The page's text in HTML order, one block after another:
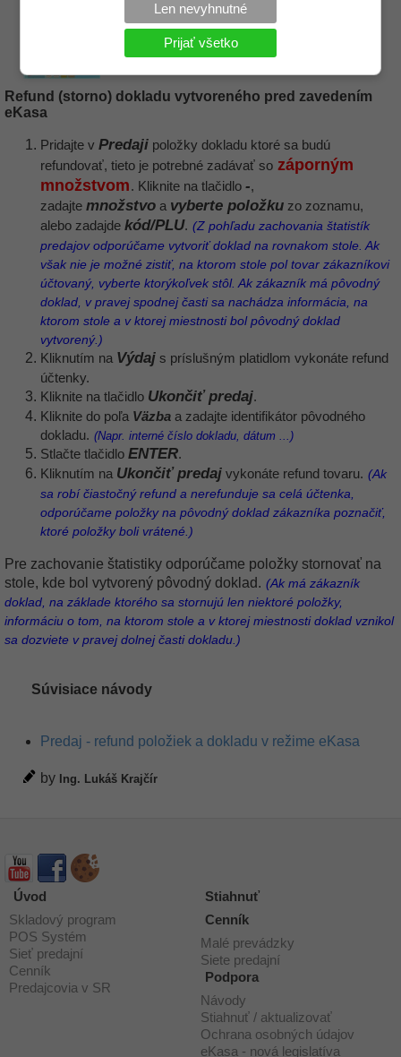
Refund (storno) dokladu vytvoreného pred zavedením
eKasa
Pridajte v Predaji položky dokladu ktoré sa budú
refundovať, tieto je potrebné zadávať so záporným
množstvom. Kliknite na tlačidlo-,
zadajte množstvo a vyberte položku zo zoznamu,
alebo zadajde kód/PLU. (Z pohľadu zachovania štatistík
predajov odporúčame vytvoriť doklad na rovnakom stole. Ak
však nie je možné zistiť, na ktorom stole pol tovar zákazníkovi
účtovaný, vyberte ktorýkoľvek stôl. Ak zákazník má pôvodný
doklad, v pravej spodnej časti sa nachádza informácia, na
ktorom stole a v ktorej miestnosti bol pôvodný doklad
vytvorený.)
Kliknutím na Výdaj s príslušným platidlom vykonáte refund
účtenky.
Kliknite na tlačidlo Ukončiť predaj.
Kliknite do poľa Väzba a zadajte identifikátor pôvodného
dokladu. (Napr. interné číslo dokladu, dátum ...)
Stlačte tlačidlo ENTER.
Kliknutím na Ukončiť predaj vykonáte refund tovaru. (Ak
sa robí čiastočný refund a nerefunduje sa celá účtenka,
odporúčame položky na pôvodný doklad zákazníka poznačiť,
ktoré položky boli vrátené.)
Pre zachovanie štatistiky odporúčame položky stornovať na
stole, kde bol vytvorený pôvodný doklad. (Ak má zákazník
doklad, na základe ktorého sa stornujú len niektoré položky,
informáciu o tom, na ktorom stole a v ktorej miestnosti doklad vznikol
sa dozviete v pravej dolnej časti dokladu.)
Súvisiace návody
Predaj - refund položiek a dokladu v režime eKasa
by Ing. Lukáš Krajčír
Úvod
Skladový program
POS Systém
Sieť predajní
Cenník
Predajcovia v SR
Stiahnuť
Cenník
Malé prevádzky
Siete predajní
Podpora
Návody
Stiahnuť / aktualizovať
Ochrana osobných údajov
eKasa - nová legislatíva
Len nevyhnutné
Prijať všetko